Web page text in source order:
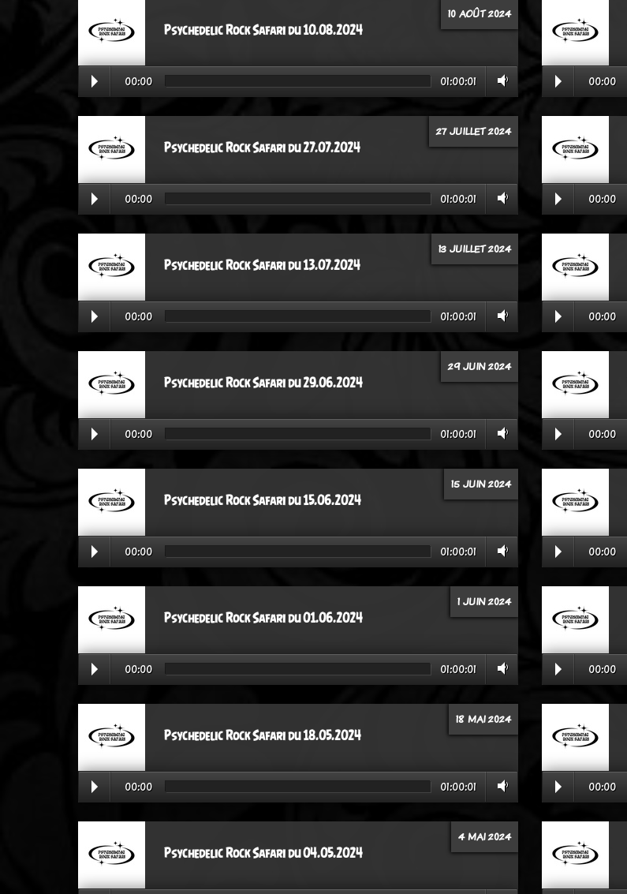
10 AOÛT 2024
Psychedelic Rock Safari du 10.08.2024
00:00 01:00:01 00:00
27 JUILLET 2024
Psychedelic Rock Safari du 27.07.2024
00:00 01:00:01 00:00
13 JUILLET 2024
Psychedelic Rock Safari du 13.07.2024
00:00 01:00:01 00:00
29 JUIN 2024
Psychedelic Rock Safari du 29.06.2024
00:00 01:00:01 00:00
15 JUIN 2024
Psychedelic Rock Safari du 15.06.2024
00:00 01:00:01 00:00
1 JUIN 2024
Psychedelic Rock Safari du 01.06.2024
00:00 01:00:01 00:00
18 MAI 2024
Psychedelic Rock Safari du 18.05.2024
00:00 01:00:01 00:00
4 MAI 2024
Psychedelic Rock Safari du 04.05.2024